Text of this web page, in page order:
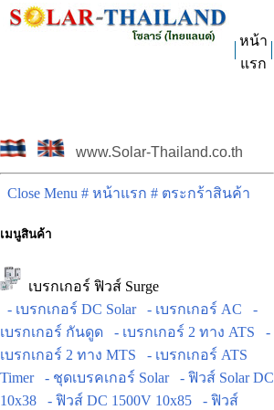
หน้า
แรก
www.Solar-Thailand.co.th
Close Menu # หน้าแรก # ตระกร้าสินค้า
เมนูสินค้า
เบรกเกอร์ ฟิวส์ Surge
- เบรกเกอร์ DC Solar
- เบรกเกอร์ AC
-
เบรกเกอร์ กันดูด
- เบรกเกอร์ 2 ทาง ATS
-
เบรกเกอร์ 2 ทาง MTS
- เบรกเกอร์ ATS
Timer
- ชุดเบรคเกอร์ Solar
- ฟิวส์ Solar DC
10x38
- ฟิวส์ DC 1500V 10x85
- ฟิวส์